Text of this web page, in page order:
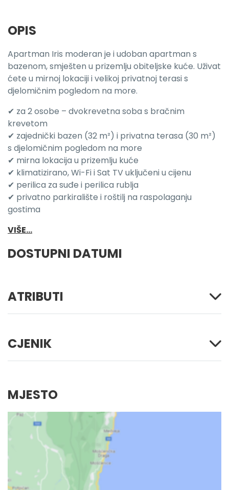
OPIS
Apartman Iris moderan je i udoban apartman s
bazenom, smješten u prizemlju obiteljske kuće. Uživat
ćete u mirnoj lokaciji i velikoj privatnoj terasi s
djelomičnim pogledom na more.
✔ za 2 osobe – dvokrevetna soba s bračnim
krevetom
✔ zajednički bazen (32 m²) i privatna terasa (30 m²)
s djelomičnim pogledom na more
✔ mirna lokacija u prizemlju kuće
✔ klimatizirano, Wi-Fi i Sat TV uključeni u cijenu
✔ perilica za suđe i perilica rublja
✔ privatno parkiralište i roštilj na raspolaganju
gostima
VIŠE...
DOSTUPNI DATUMI
ATRIBUTI
CJENIK
MJESTO